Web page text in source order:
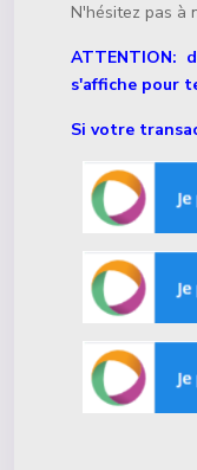
N'hésitez pas à
ATTENTION:
s'affiche pour
Si votre